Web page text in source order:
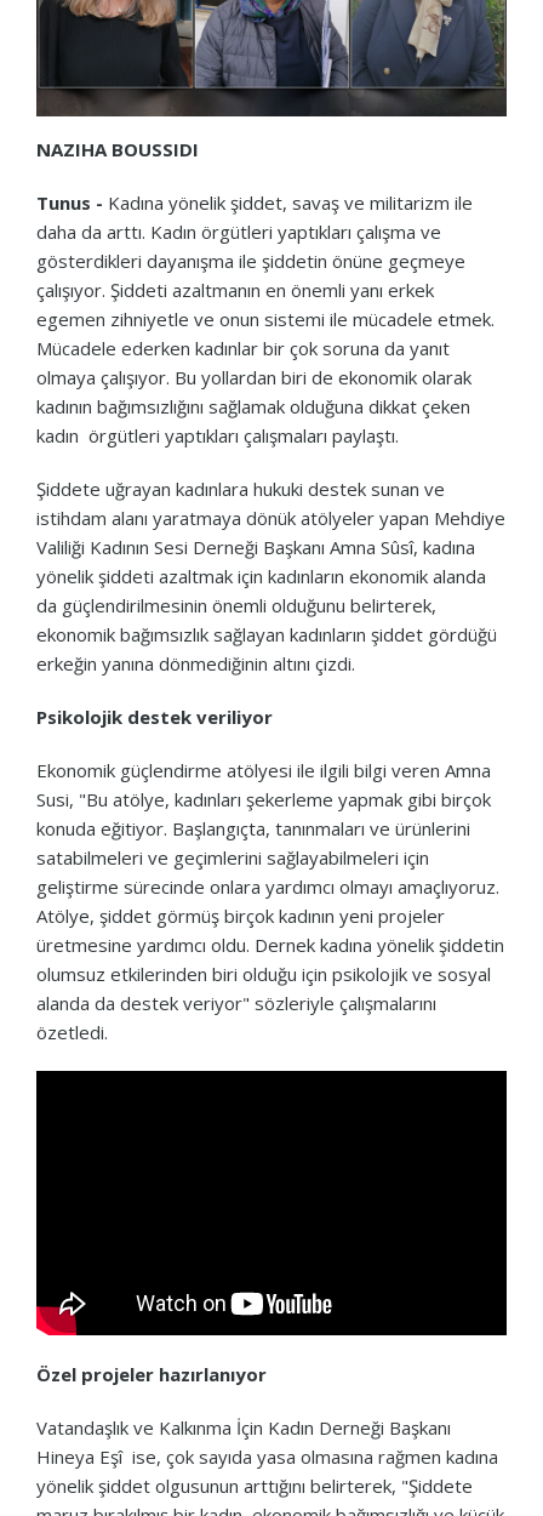
NAZIHA BOUSSIDI
Tunus - Kadına yönelik şiddet, savaş ve militarizm ile
daha da arttı. Kadın örgütleri yaptıkları çalışma ve
gösterdikleri dayanışma ile şiddetin önüne geçmeye
çalışıyor. Şiddeti azaltmanın en önemli yanı erkek
egemen zihniyetle ve onun sistemi ile mücadele etmek.
Mücadele ederken kadınlar bir çok soruna da yanıt
olmaya çalışıyor. Bu yollardan biri de ekonomik olarak
kadının bağımsızlığını sağlamak olduğuna dikkat çeken
kadın örgütleri yaptıkları çalışmaları paylaştı.
Şiddete uğrayan kadınlara hukuki destek sunan ve
istihdam alanı yaratmaya dönük atölyeler yapan Mehdiye
Valiliği Kadının Sesi Derneği Başkanı Amna Sûsî, kadına
yönelik şiddeti azaltmak için kadınların ekonomik alanda
da güçlendirilmesinin önemli olduğunu belirterek,
ekonomik bağımsızlık sağlayan kadınların şiddet gördüğü
erkeğin yanına dönmediğinin altını çizdi.
Psikolojik destek veriliyor
Ekonomik güçlendirme atölyesi ile ilgili bilgi veren Amna
Susi, "Bu atölye, kadınları şekerleme yapmak gibi birçok
konuda eğitiyor. Başlangıçta, tanınmaları ve ürünlerini
satabilmeleri ve geçimlerini sağlayabilmeleri için
geliştirme sürecinde onlara yardımcı olmayı amaçlıyoruz.
Atölye, şiddet görmüş birçok kadının yeni projeler
üretmesine yardımcı oldu. Dernek kadına yönelik şiddetin
olumsuz etkilerinden biri olduğu için psikolojik ve sosyal
alanda da destek veriyor" sözleriyle çalışmalarını
özetledi.
Özel projeler hazırlanıyor
Vatandaşlık ve Kalkınma İçin Kadın Derneği Başkanı
Hineya Eşî ise, çok sayıda yasa olmasına rağmen kadına
yönelik şiddet olgusunun arttığını belirterek, "Şiddete